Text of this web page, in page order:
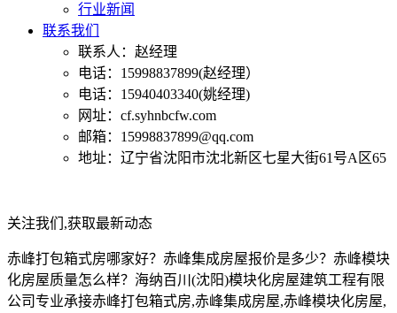
行业新闻
联系我们
联系人：赵经理
电话：15998837899(赵经理）
电话：15940403340(姚经理)
网址：cf.syhnbcfw.com
邮箱：15998837899@qq.com
地址：辽宁省沈阳市沈北新区七星大街61号A区65
关注我们,获取最新动态
赤峰打包箱式房哪家好？赤峰集成房屋报价是多少？赤峰模块
化房屋质量怎么样？海纳百川(沈阳)模块化房屋建筑工程有限
公司专业承接赤峰打包箱式房,赤峰集成房屋,赤峰模块化房屋,